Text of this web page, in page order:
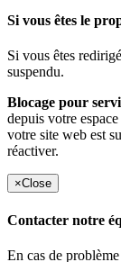
Si vous êtes le
Si vous êtes
suspendu.
Blocage pour
depuis votre
votre site web est
réactiver.
×Close
Contacter notre
En cas de